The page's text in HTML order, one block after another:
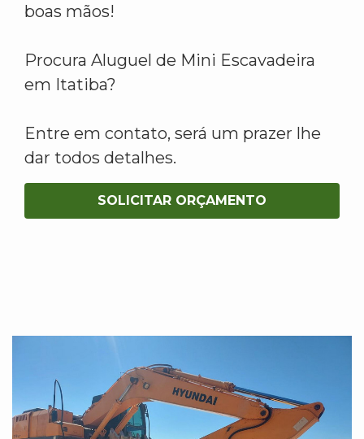
boas mãos!
Procura Aluguel de Mini Escavadeira
em Itatiba?
Entre em contato, será um prazer lhe
dar todos detalhes.
SOLICITAR ORÇAMENTO